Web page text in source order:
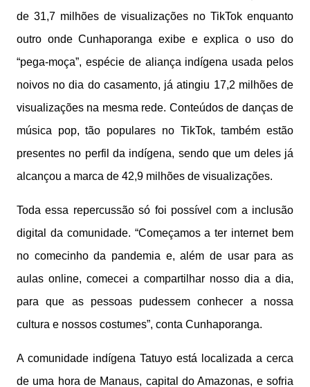
de 31,7 milhões de visualizações no TikTok enquanto
outro onde Cunhaporanga exibe e explica o uso do
“pega-moça”, espécie de aliança indígena usada pelos
noivos no dia do casamento, já atingiu 17,2 milhões de
visualizações na mesma rede. Conteúdos de danças de
música pop, tão populares no TikTok, também estão
presentes no perfil da indígena, sendo que um deles já
alcançou a marca de 42,9 milhões de visualizações.
Toda essa repercussão só foi possível com a inclusão
digital da comunidade. “Começamos a ter internet bem
no comecinho da pandemia e, além de usar para as
aulas online, comecei a compartilhar nosso dia a dia,
para que as pessoas pudessem conhecer a nossa
cultura e nossos costumes”, conta Cunhaporanga.
A comunidade indígena Tatuyo está localizada a cerca
de uma hora de Manaus, capital do Amazonas, e sofria